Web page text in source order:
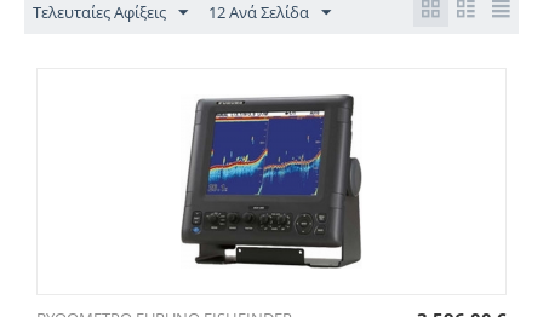
Τελευταίες Αφίξεις 12 Ανά Σελίδα